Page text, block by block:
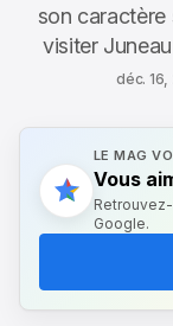
son
visiter
déc.
LE MAG
Vous
Google.